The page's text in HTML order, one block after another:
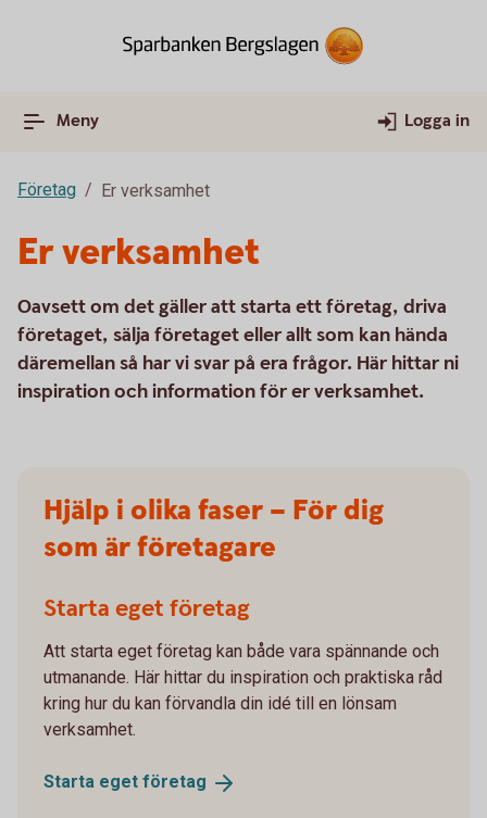
Meny Logga in
Företag Er verksamhet
Er verksamhet
Oavsett om det gäller att starta ett företag, driva
företaget, sälja företaget eller allt som kan hända
däremellan så har vi svar på era frågor. Här hittar ni
inspiration och information för er verksamhet.
Hjälp i olika faser – För dig
som är företagare
Starta eget företag
Att starta eget företag kan både vara spännande och
utmanande. Här hittar du inspiration och praktiska råd
kring hur du kan förvandla din idé till en lönsam
verksamhet.
Starta eget företag